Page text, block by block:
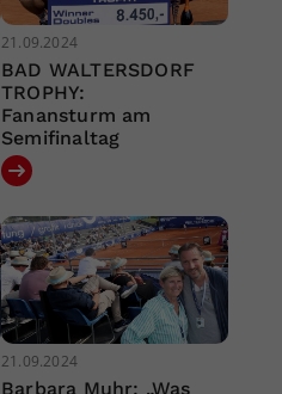
21.09.2024
BAD WALTERSDORF
TROPHY:
Fanansturm am
Semifinaltag
21.09.2024
Barbara Muhr: „Was